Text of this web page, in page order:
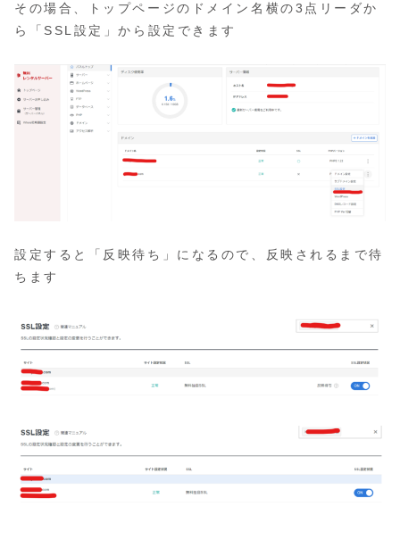
その場合、トップページのドメイン名横の3点リーダか
ら「SSL設定」から設定できます
設定すると「反映待ち」になるので、反映されるまで待
ちます